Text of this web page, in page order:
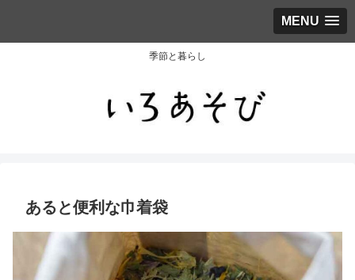
MENU
季節と暮らし
あると便利な巾着袋